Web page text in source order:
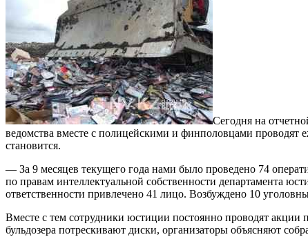
Сегодня на
ведомства вместе с полицейскими и финполовцами проводят
становится.
— За 9 месяцев текущего года нами было проведено 74
по правам интеллектуальной собственности департамента
ответственности привлечено 41 лицо. Возбуждено 10
Вместе с тем сотрудники юстиции постоянно проводят
бульдозера потрескивают диски, организаторы объясняют